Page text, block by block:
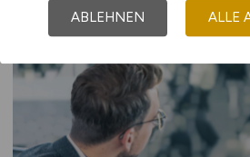
ABLEHNEN ALLE